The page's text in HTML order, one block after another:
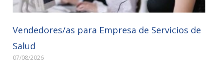
Vendedores/as para Empresa de Servicios de
Salud
07/08/2026